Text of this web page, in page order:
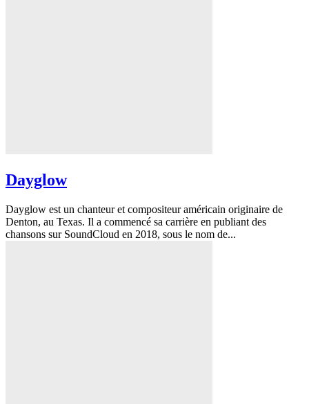
Dayglow
Dayglow est un chanteur et compositeur américain originaire de
Denton, au Texas. Il a commencé sa carrière en publiant des
chansons sur SoundCloud en 2018, sous le nom de...